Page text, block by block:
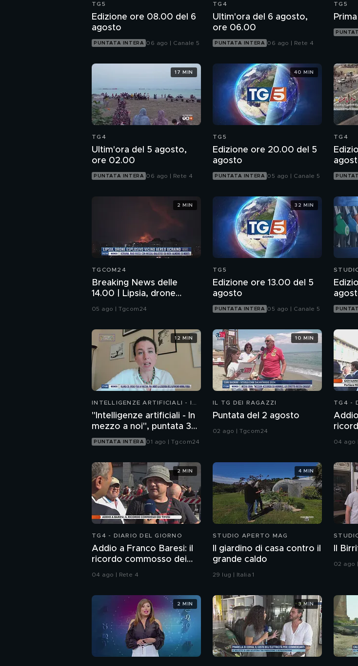
TG5
Edizione ore 08.00 del 6
agosto
PUNTATA INTERA 06 ago | Canale 5
TG4
Ultim'ora del 6 agosto,
ore 06.00
PUNTATA INTERA 06 ago | Rete 4
TG5
TG4
Ultim'ora del 5 agosto,
ore 02.00
PUNTATA INTERA 06 ago | Rete 4
17 MIN
TG5
Edizione ore 20.00 del 5
agosto
PUNTATA INTERA 05 ago | Canale 5
40 MIN
TG4
TGCOM24
Breaking News delle
14.00 | Lipsia, drone
esplosivo vicino aereo
05 ago | Tgcom24
2 MIN
TG5
Edizione ore 13.00 del 5
agosto
PUNTATA INTERA 05 ago | Canale 5
32 MIN
INTELLIGENZE ARTIFICIALI - IN
"Intelligenze artificiali - In
mezzo a noi", puntata 36:
chatbot emotivi e minori
PUNTATA INTERA 01 ago | Tgcom24
12 MIN
IL TG DEI RAGAZZI
Puntata del 2 agosto
02 ago | Tgcom24
10 MIN
TG4 -
04 ago
TG4 - DIARIO DEL GIORNO
Addio a Franco Baresi: il
ricordo commosso dei
04 ago | Rete 4
2 MIN
STUDIO APERTO MAG
Il giardino di casa contro il
grande caldo
29 lug | Italia 1
4 MIN
Il
02 ago
2 MIN 3 MIN